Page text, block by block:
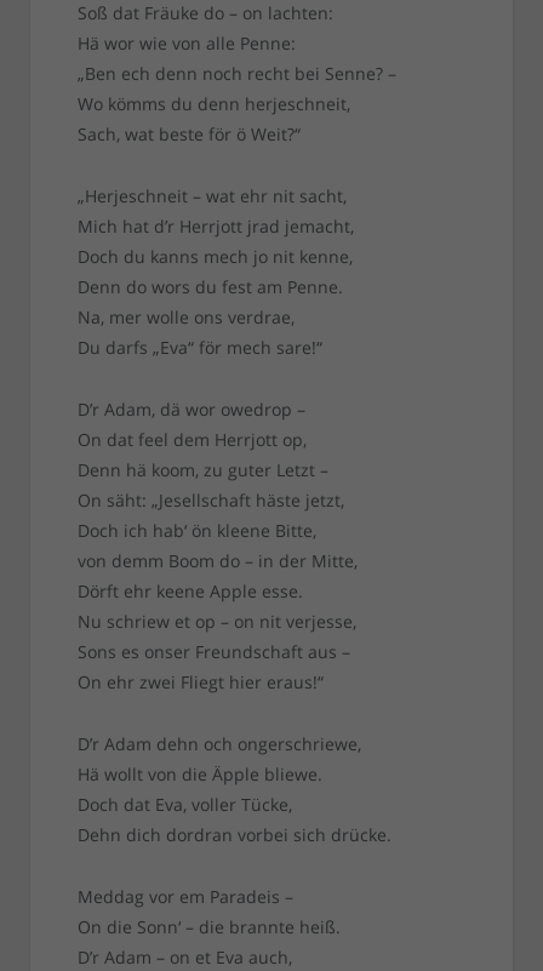
Soß dat Fräuke do – on lachten:
Hä wor wie von alle Penne:
„Ben ech denn noch recht bei Senne? –
Wo kömms du denn herjeschneit,
Sach, wat beste för ö Weit?“
„Herjeschneit – wat ehr nit sacht,
Mich hat d’r Herrjott jrad jemacht,
Doch du kanns mech jo nit kenne,
Denn do wors du fest am Penne.
Na, mer wolle ons verdrae,
Du darfs „Eva“ för mech sare!“
D’r Adam, dä wor owedrop –
On dat feel dem Herrjott op,
Denn hä koom, zu guter Letzt –
On säht: „Jesellschaft häste jetzt,
Doch ich hab‘ ön kleene Bitte,
von demm Boom do – in der Mitte,
Dörft ehr keene Apple esse.
Nu schriew et op – on nit verjesse,
Sons es onser Freundschaft aus –
On ehr zwei Fliegt hier eraus!“
D’r Adam dehn och ongerschriewe,
Hä wollt von die Äpple bliewe.
Doch dat Eva, voller Tücke,
Dehn dich dordran vorbei sich drücke.
Meddag vor em Paradeis –
On die Sonn‘ – die brannte heiß.
D’r Adam – on et Eva auch,